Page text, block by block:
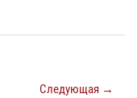
Следующая →